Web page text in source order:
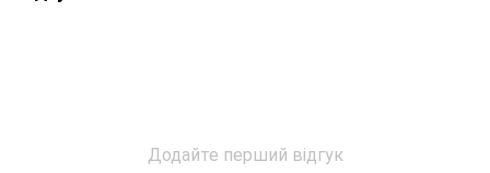
Додайте перший відгук